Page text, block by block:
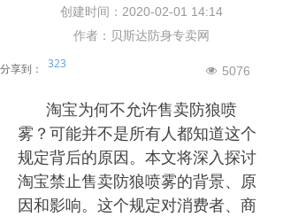
淘宝为何不允许售卖防狼喷
雾？可能并不是所有人都知道这个
规定背后的原因。本文将深入探讨
淘宝禁止售卖防狼喷雾的背景、原
因和影响。这个规定对消费者、商
넶 5076
分享到： 323
创建时间： 2020-02-01 14:14
作者：贝斯达防身专卖网